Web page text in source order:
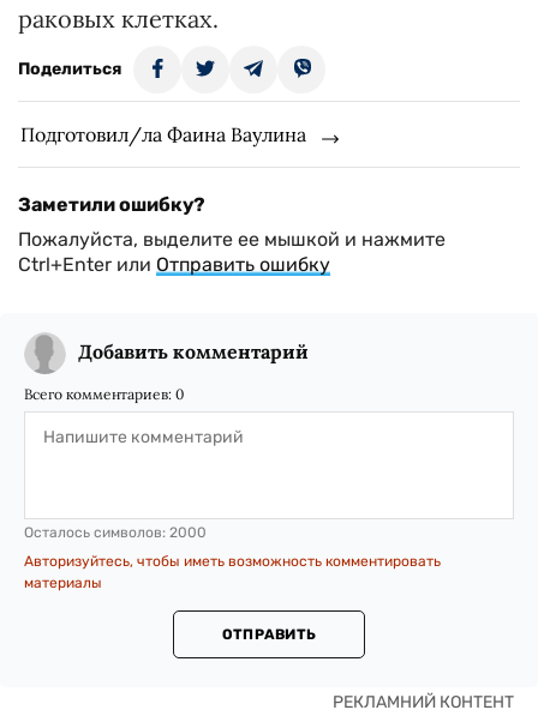
раковых клетках.
Поделиться
Подготовил/ла Фаина Ваулина
Заметили ошибку?
Пожалуйста, выделите ее мышкой и нажмите
Ctrl+Enter или Отправить ошибку
Добавить комментарий
Всего комментариев: 0
Осталось символов: 2000
Авторизуйтесь, чтобы иметь возможность комментировать
материалы
ОТПРАВИТЬ